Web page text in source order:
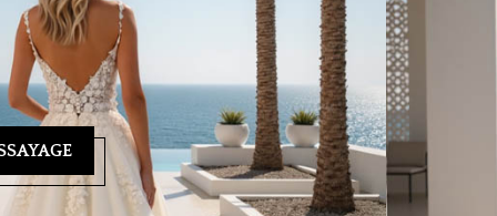
? Notre équipe se tient à votre écoute au04 93
vous personnalisé et vous guider vers la